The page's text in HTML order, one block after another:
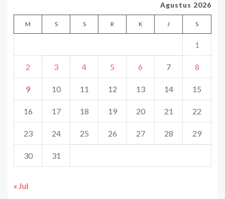
Agustus 2026
M S S R K J S
1
2 3 4 5 6 7 8
9 10 11 12 13 14 15
16 17 18 19 20 21 22
23 24 25 26 27 28 29
30 31
« Jul